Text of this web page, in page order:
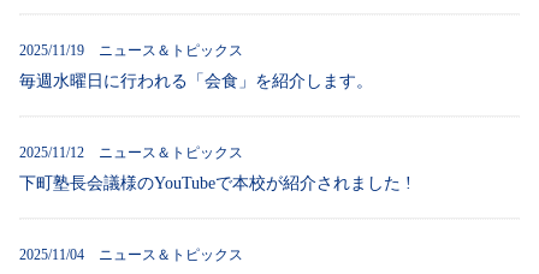
2025/11/19 ニュース＆トピックス
毎週水曜日に行われる「会食」を紹介します。
2025/11/12 ニュース＆トピックス
下町塾長会議様のYouTubeで本校が紹介されました !
2025/11/04 ニュース＆トピックス